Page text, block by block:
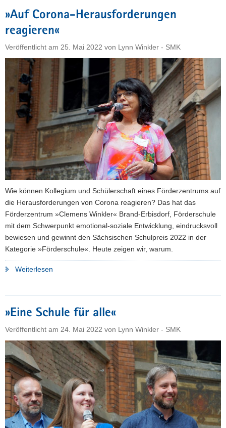
»Auf Corona-Herausforderungen
reagieren«
Veröffentlicht am 25. Mai 2022 von Lynn Winkler - SMK
Wie können Kollegium und Schülerschaft eines Förderzentrums auf
die Herausforderungen von Corona reagieren? Das hat das
Förderzentrum »Clemens Winkler« Brand-Erbisdorf, Förderschule
mit dem Schwerpunkt emotional-soziale Entwicklung, eindrucksvoll
bewiesen und gewinnt den Sächsischen Schulpreis 2022 in der
Kategorie »Förderschule«. Heute zeigen wir, warum.
Weiterlesen
»Eine Schule für alle«
Veröffentlicht am 24. Mai 2022 von Lynn Winkler - SMK